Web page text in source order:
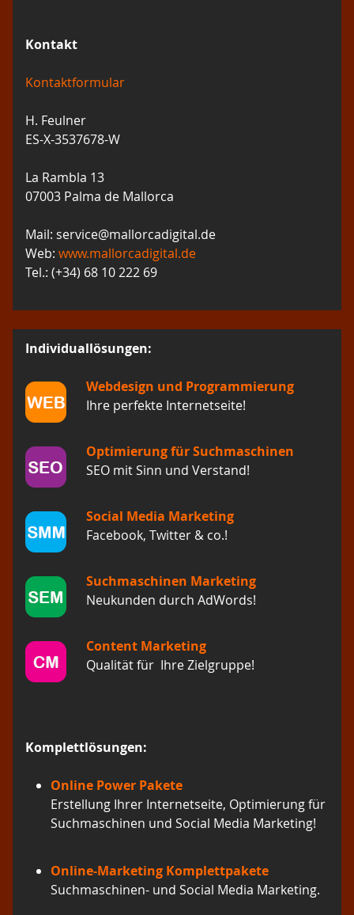
Kontakt
Kontaktformular
H. Feulner
ES-X-3537678-W
La Rambla 13
07003 Palma de Mallorca
Mail: service@mallorcadigital.de
Web: www.mallorcadigital.de
Tel.: (+34) 68 10 222 69
Individuallösungen:
Webdesign und Programmierung
Ihre perfekte Internetseite!
Optimierung für Suchmaschinen
SEO mit Sinn und Verstand!
Social Media Marketing
Facebook, Twitter & co.!
Suchmaschinen Marketing
Neukunden durch AdWords!
Content Marketing
Qualität für Ihre Zielgruppe!
Komplettlösungen:
Online Power Pakete
Erstellung Ihrer Internetseite, Optimierung für
Suchmaschinen und Social Media Marketing!
Online-Marketing Komplettpakete
Suchmaschinen- und Social Media Marketing.